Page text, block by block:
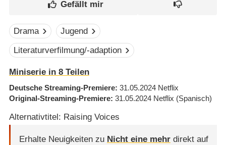
Drama
Jugend
Literaturverfilmung/-adaption
Miniserie in 8 Teilen
Deutsche Streaming-Premiere 31.05.2024 Netflix
Original-Streaming-Premiere 31.05.2024 Netflix (Spanisch)
Alternativtitel: Raising Voices
Erhalte Neuigkeiten zu Nicht eine mehrdirekt auf